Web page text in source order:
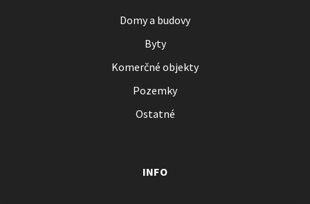
Domy a budovy
Byty
Komerčné objekty
Pozemky
Ostatné
INFO